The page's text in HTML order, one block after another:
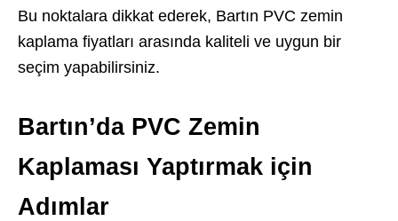
Bu noktalara dikkat ederek, Bartın PVC zemin
kaplama fiyatları arasında kaliteli ve uygun bir
seçim yapabilirsiniz.
Bartın’da PVC Zemin
Kaplaması Yaptırmak için
Adımlar